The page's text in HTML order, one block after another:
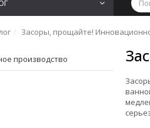
Засоры, прощайте!
производство